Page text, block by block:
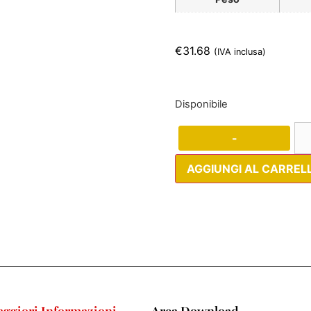
€31.68 (IVA inclusa)
Disponibile
-
AGGIUNGI AL